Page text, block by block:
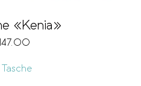
«Kenia»
147.00
Tasche